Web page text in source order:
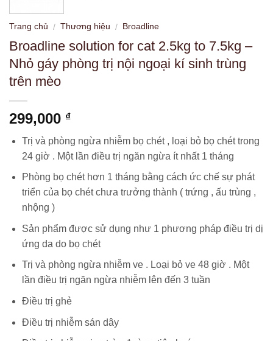
Trang chủ / Thương hiệu / Broadline
Broadline solution for cat 2.5kg to 7.5kg –
Nhỏ gáy phòng trị nội ngoại kí sinh trùng
trên mèo
299,000 ₫
Trị và phòng ngừa nhiễm bọ chét , loại bỏ bọ chét trong
24 giờ . Một lần điều trị ngăn ngừa ít nhất 1 tháng
Phòng bọ chét hơn 1 tháng bằng cách ức chế sự phát
triển của bọ chét chưa trưởng thành ( trứng , ấu trùng ,
nhộng )
Sản phẩm được sử dụng như 1 phương pháp điều trị dị
ứng da do bọ chét
Trị và phòng ngừa nhiễm ve . Loại bỏ ve 48 giờ . Một
lần điều trị ngăn ngừa nhiễm lên đến 3 tuần
Điều trị ghẻ
Điều trị nhiễm sán dây